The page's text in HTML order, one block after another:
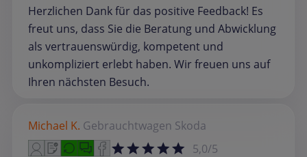
Herzlichen Dank für das positive Feedback! Es
freut uns, dass Sie die Beratung und Abwicklung
als vertrauenswürdig, kompetent und
unkompliziert erlebt haben. Wir freuen uns auf
Ihren nächsten Besuch.
Michael K. Gebrauchtwagen Skoda
5,0/5